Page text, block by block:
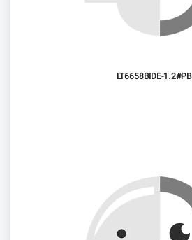
LT6658BIDE-